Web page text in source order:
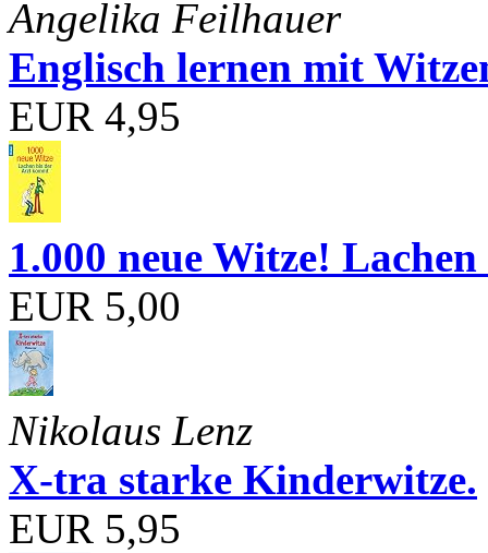
Angelika Feilhauer
Englisch lernen mit
EUR 4,95
1.000 neue Witze!
EUR 5,00
Nikolaus Lenz
X-tra starke Kinderwitze.
EUR 5,95